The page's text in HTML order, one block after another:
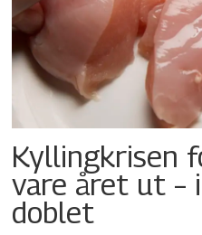
Kyllingkrisen
vare året ut –
doblet